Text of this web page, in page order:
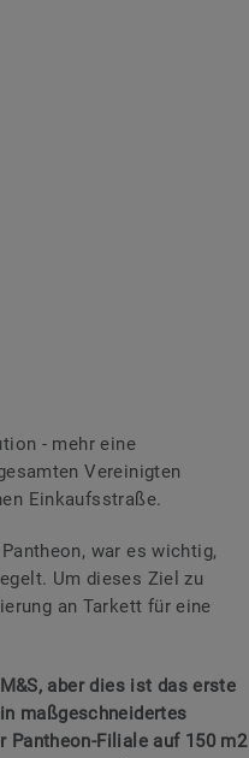
- mehr eine
Vereinigten
Einkaufsstraße.
war es wichtig,
Um dieses Ziel zu
an Tarkett für eine
aber dies ist das erste
maßgeschneidertes
Pantheon-Filiale auf 150 m2